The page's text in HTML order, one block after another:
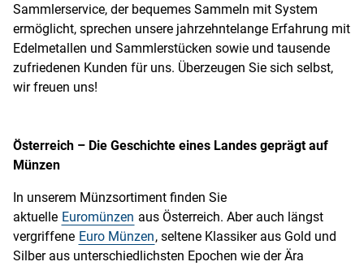
Sammlerservice, der bequemes Sammeln mit System
ermöglicht, sprechen unsere jahrzehntelange Erfahrung mit
Edelmetallen und Sammlerstücken sowie und tausende
zufriedenen Kunden für uns. Überzeugen Sie sich selbst,
wir freuen uns!
Österreich – Die Geschichte eines Landes geprägt auf
Münzen
In unserem Münzsortiment finden Sie
aktuelle Euromünzen aus Österreich. Aber auch längst
vergriffene Euro Münzen, seltene Klassiker aus Gold und
Silber aus unterschiedlichsten Epochen wie der Ära